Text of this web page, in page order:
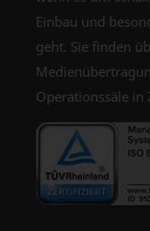
Einbau und
geht. Sie finden
Operationssäle